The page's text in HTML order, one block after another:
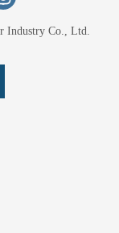
Industry Co., Ltd.